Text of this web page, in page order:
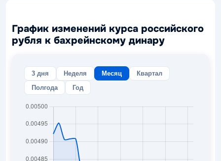
График изменений курса российского
рубля к бахрейнскому динару
3 дня Неделя Месяц
Квартал
Полгода
Год